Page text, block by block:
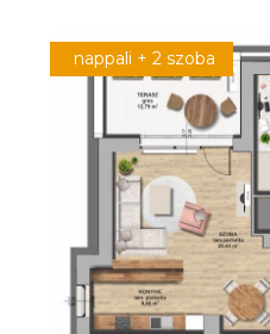
nappali + 2 szoba